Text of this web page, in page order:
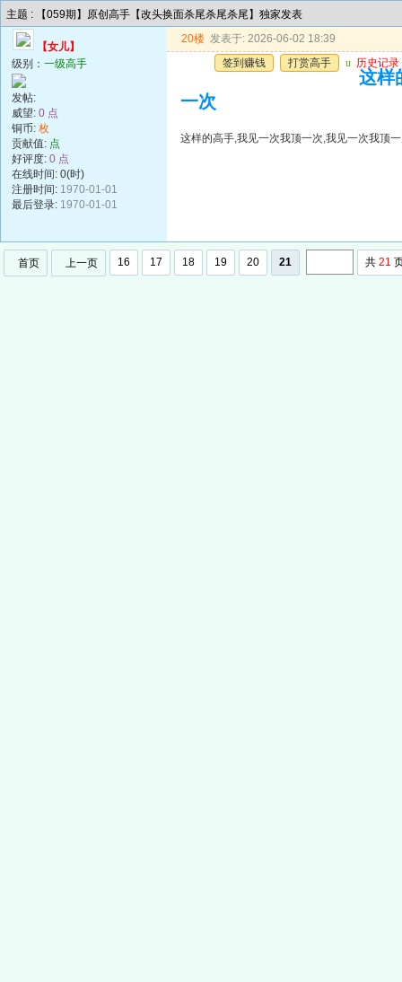
主题 : 【059期】原创高手【改头换面杀尾杀尾杀尾】独家发表
【女儿】
级别： 一级高手
发帖:
威望: 0 点
铜币: 枚
贡献值: 点
好评度: 0 点
在线时间: 0(时)
注册时间: 1970-01-01
最后登录: 1970-01-01
20楼 发表于: 2026-06-02 18:39
签到赚钱
打赏高手 u 历史记录
这样
一次
这样的高手,我见一次我顶一次,我见一次我顶
首页 上一页 16 17 18 19 20 21 共 21